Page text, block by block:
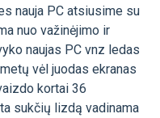
nauja PC atsiusime su
nuo važinėjimo ir
naujas PC vnz ledas
vėl juodas ekranas
kortai 36
sukčių lizdą vadinama